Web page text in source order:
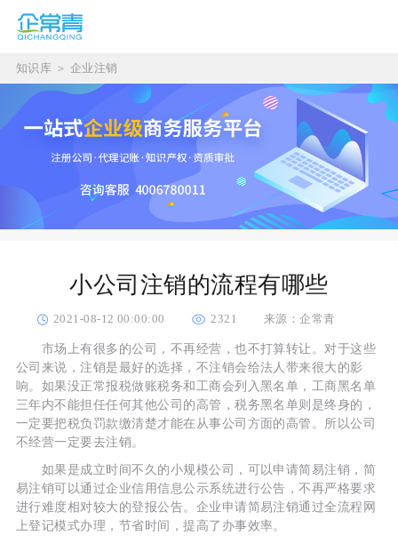
知识库 ＞ 企业注销
小公司注销的流程有哪些
2021-08-12 00:00:00 2321 来源：企常青
市场上有很多的公司，不再经营，也不打算转让。对于这些
公司来说，注销是最好的选择，不注销会给法人带来很大的影
响。如果没正常报税做账税务和工商会列入黑名单，工商黑名单
三年内不能担任任何其他公司的高管，税务黑名单则是终身的，
一定要把税负罚款缴清楚才能在从事公司方面的高管。所以公司
不经营一定要去注销。
如果是成立时间不久的小规模公司，可以申请简易注销，简
易注销可以通过企业信用信息公示系统进行公告，不再严格要求
进行难度相对较大的登报公告。企业申请简易注销通过全流程网
上登记模式办理，节省时间，提高了办事效率。